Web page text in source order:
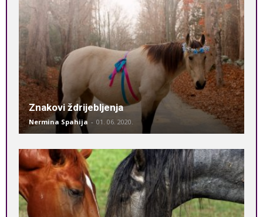
Znakovi ždrijebljenja
Nermina Spahija - 01. 06. 2020.